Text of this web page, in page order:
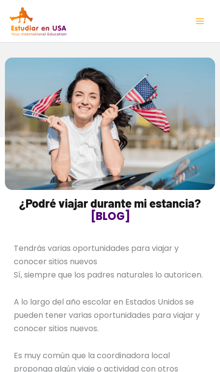
contenido
¿Podré viajar durante mi estancia?
[BLOG]
Tendrás varias oportunidades para viajar y
conocer sitios nuevos
Sí, siempre que los padres naturales lo autoricen.
A lo largo del año escolar en Estados Unidos se
pueden tener varias oportunidades para viajar y
conocer sitios nuevos.
Es muy común que la coordinadora local
proponga algún viaje o actividad con otros